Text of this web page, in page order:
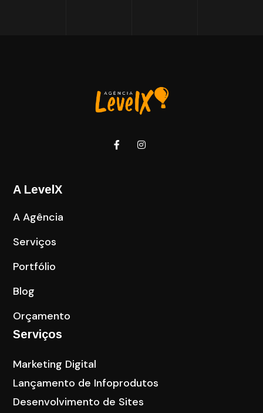
A LevelX
A Agência
Serviços
Portfólio
Blog
Orçamento
Serviços
Marketing Digital
Lançamento de Infoprodutos
Desenvolvimento de Sites